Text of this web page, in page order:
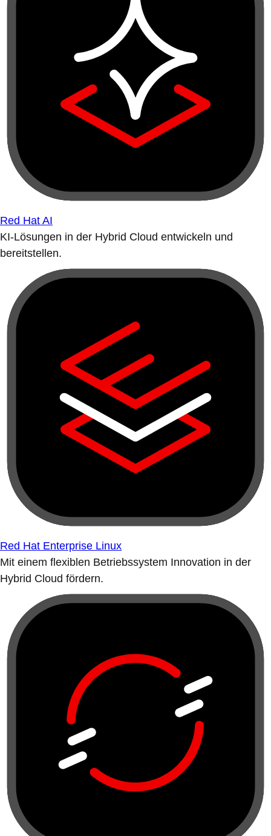
Red Hat AI
KI-Lösungen in der Hybrid Cloud entwickeln und
bereitstellen.
Red Hat Enterprise Linux
Mit einem flexiblen Betriebssystem Innovation in der
Hybrid Cloud fördern.